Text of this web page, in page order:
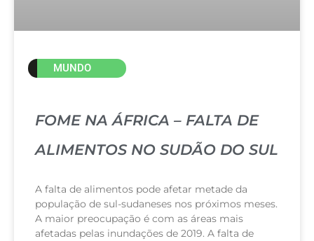
MUNDO
FOME NA ÁFRICA – FALTA DE
ALIMENTOS NO SUDÃO DO SUL
A falta de alimentos pode afetar metade da
população de sul-sudaneses nos próximos meses.
A maior preocupação é com as áreas mais
afetadas pelas inundações de 2019. A falta de